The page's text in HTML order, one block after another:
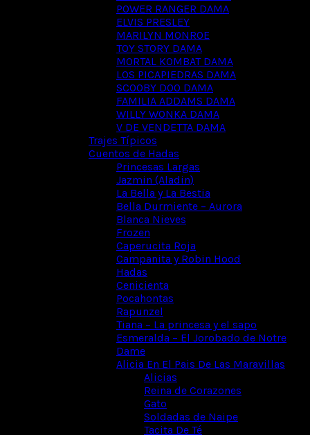
POWER RANGER DAMA
ELVIS PRESLEY
MARILYN MONROE
TOY STORY DAMA
MORTAL KOMBAT DAMA
LOS PICAPIEDRAS DAMA
SCOOBY DOO DAMA
FAMILIA ADDAMS DAMA
WILLY WONKA DAMA
V DE VENDETTA DAMA
Trajes Típicos
Cuentos de Hadas
Princesas Largas
Jazmin (Aladin)
La Bella y La Bestia
Bella Durmiente – Aurora
Blanca Nieves
Frozen
Caperucita Roja
Campanita y Robin Hood
Hadas
Cenicienta
Pocahontas
Rapunzel
Tiana – La princesa y el sapo
Esmeralda – El Jorobado de Notre
Dame
Alicia En El Pais De Las Maravillas
Alicias
Reina de Corazones
Gato
Soldadas de Naipe
Tacita De Té